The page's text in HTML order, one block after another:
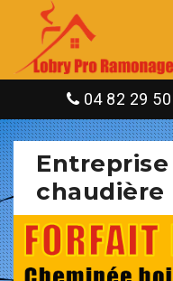
04 82 29
chaudière